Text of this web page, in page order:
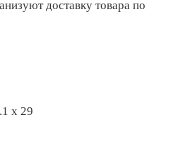
доставку товара по
х 29